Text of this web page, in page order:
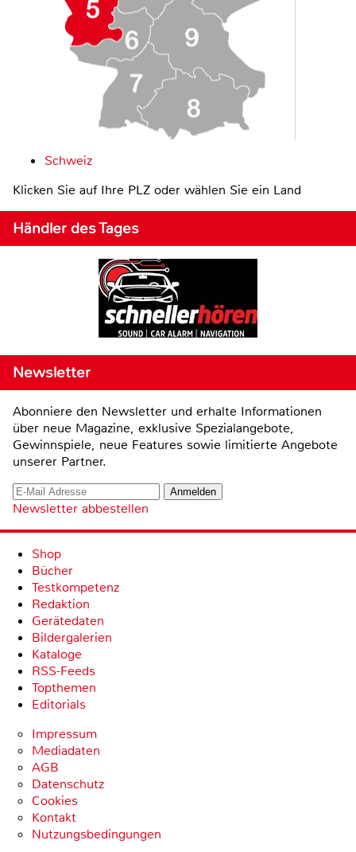
Schweiz
Klicken Sie auf Ihre PLZ oder wählen Sie ein Land
Händler des Tages
Newsletter
Abonniere den Newsletter und erhalte Informationen
über neue Magazine, exklusive Spezialangebote,
Gewinnspiele, neue Features sowie limitierte Angebote
unserer Partner.
Newsletter abbestellen
Shop
Bücher
Testkompetenz
Redaktion
Gerätedaten
Bildergalerien
Kataloge
RSS-Feeds
Topthemen
Editorials
Impressum
Mediadaten
AGB
Datenschutz
Cookies
Kontakt
Nutzungsbedingungen